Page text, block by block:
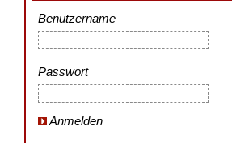
Benutzername
Passwort
Anmelden